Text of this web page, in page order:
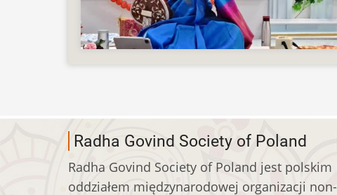
Radha Govind Society of Poland
Radha Govind Society of Poland jest polskim
oddziałem międzynarodowej organizacji non-